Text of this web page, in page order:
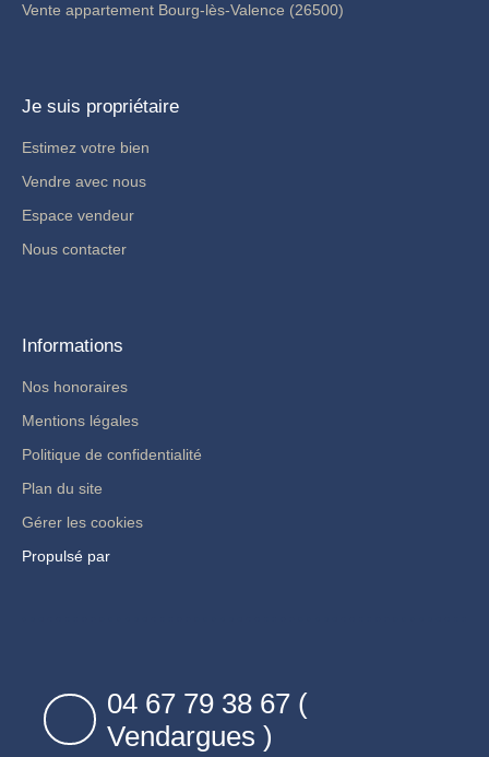
Vente appartement Bourg-lès-Valence (26500)
Je suis propriétaire
Estimez votre bien
Vendre avec nous
Espace vendeur
Nous contacter
Informations
Nos honoraires
Mentions légales
Politique de confidentialité
Plan du site
Gérer les cookies
Propulsé par
04 67 79 38 67 (
Vendargues )